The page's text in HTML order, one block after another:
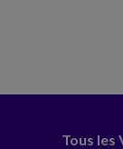
Tous les